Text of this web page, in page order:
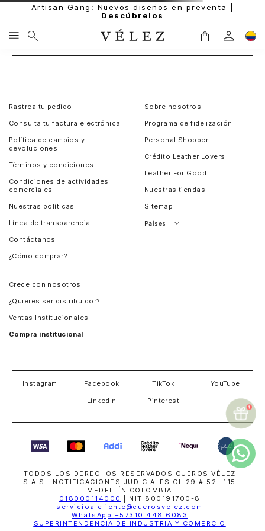
Artisan Gang: Nuevos diseños en preventa |
Descúbrelos
Rastrea tu pedido
Consulta tu factura electrónica
Política de cambios y
devoluciones
Términos y condiciones
Condiciones de actividades
comerciales
Nuestras políticas
Línea de transparencia
Contáctanos
¿Cómo comprar?
Sobre nosotros
Programa de fidelización
Personal Shopper
Crédito Leather Lovers
Leather For Good
Nuestras tiendas
Sitemap
Países
Crece con nosotros
¿Quieres ser distribuidor?
Ventas Institucionales
Compra institucional
Instagram Facebook TikTok YouTube
LinkedIn Pinterest
TODOS LOS DERECHOS RESERVADOS CUEROS VÉLEZ
S.A.S. NOTIFICACIONES JUDICIALES CL 29 # 52 -115
MEDELLÍN COLOMBIA
018000114000
| NIT 800191700-8
servicioalcliente@cuerosvelez.com
WhatsApp +57310 448 6083
SUPERINTENDENCIA DE INDUSTRIA Y COMERCIO